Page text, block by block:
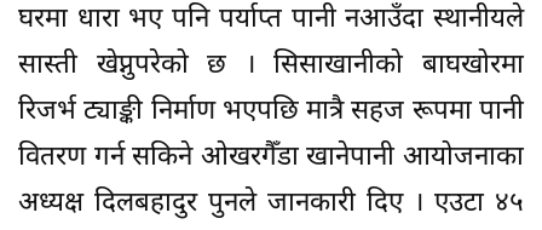
घरमा धारा भए पनि पर्याप्त पानी नआउँदा स्थानीयले
सास्ती खेप्नुपरेको छ । सिसाखानीको बाघखोरमा
रिजर्भ ट्याङ्की निर्माण भएपछि मात्रै सहज रूपमा पानी
वितरण गर्न सकिने ओखरगैँडा खानेपानी आयोजनाका
अध्यक्ष दिलबहादुर पुनले जानकारी दिए । एउटा ४५